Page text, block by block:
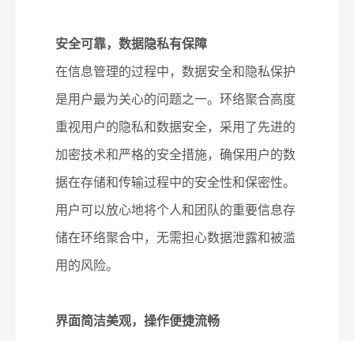
安全可靠，数据隐私有保障
在信息管理的过程中，数据安全和隐私保护
是用户最为关心的问题之一。环络聚合高度
重视用户的隐私和数据安全，采用了先进的
加密技术和严格的安全措施，确保用户的数
据在存储和传输过程中的安全性和保密性。
用户可以放心地将个人和团队的重要信息存
储在环络聚合中，无需担心数据泄露和被滥
用的风险。
界面简洁美观，操作便捷流畅